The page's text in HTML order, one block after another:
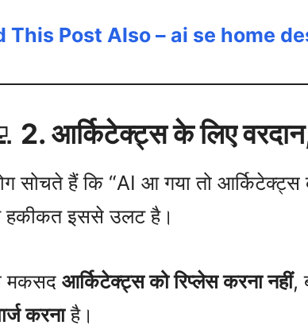
This Post Also – ai se home
2. आर्किटेक्ट्स के लिए
सोचते हैं कि “AI आ गया तो आर्किटेक्ट्स
हकीकत इससे उलट है।
मकसद आर्किटेक्ट्स को रिप्लेस करना नहीं,
करनाहै।